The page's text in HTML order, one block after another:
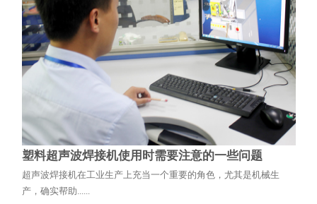
塑料超声波焊接机使用时需要注意的一些问题
超声波焊接机在工业生产上充当一个重要的角色，尤其是机械生
产，确实帮助......